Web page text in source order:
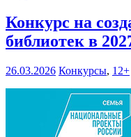
Конкурс на
библиотек в
26.03.2026 Конкурсы, 12+